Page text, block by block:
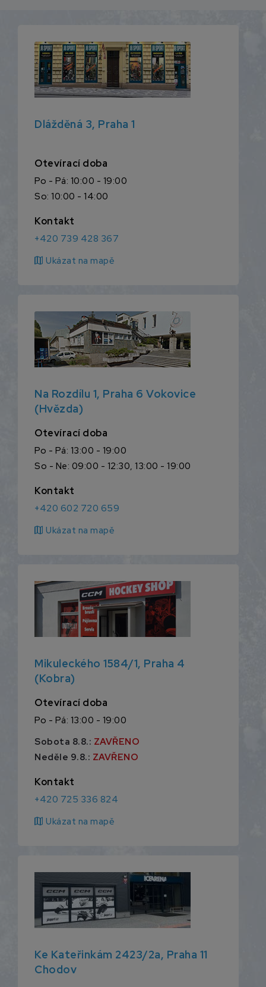
Dlážděná 3, Praha 1
Otevírací doba
Po - Pá: 10:00 - 19:00
So: 10:00 - 14:00
Kontakt
+420 739 428 367
map Ukázat na mapě
Na Rozdílu 1, Praha 6 Vokovice
(Hvězda)
Otevírací doba
Po - Pá: 13:00 - 19:00
So - Ne: 09:00 - 12:30, 13:00 - 19:00
Kontakt
+420 602 720 659
map Ukázat na mapě
Mikuleckého 1584/1, Praha 4
(Kobra)
Otevírací doba
Po - Pá: 13:00 - 19:00
Sobota 8.8.: ZAVŘENO
Neděle 9.8.: ZAVŘENO
Kontakt
+420 725 336 824
map Ukázat na mapě
Ke Kateřinkám 2423/2a, Praha 11
Chodov